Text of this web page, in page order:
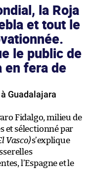
la Roja
et tout le
le public de
en fera de
Guadalajara
Fidalgo, milieu de
et sélectionné par
Vasco)s’explique
l’Espagne et le